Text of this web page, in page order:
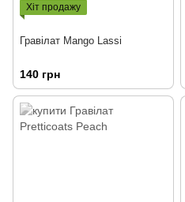
Хіт продажу
Гравілат Mango Lassi
140 грн